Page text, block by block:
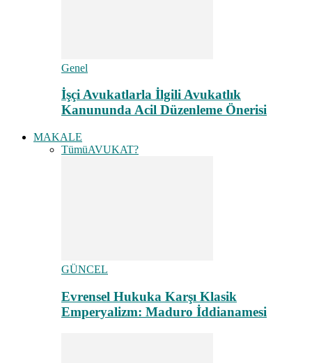
Genel
İşçi Avukatlarla İlgili Avukatlık
Kanununda Acil Düzenleme Önerisi
MAKALE
TümüAVUKAT?
GÜNCEL
Evrensel Hukuka Karşı Klasik
Emperyalizm: Maduro İddianamesi